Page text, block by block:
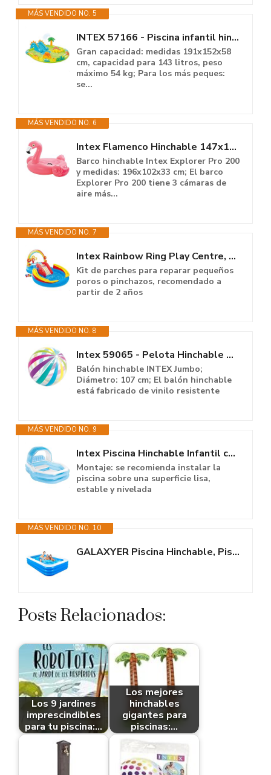
MÁS VENDIDO NO. 5
INTEX 57166 - Piscina infantil hinchable con dispersor de agua y tobogán...
Gran capacidad: medidas 191x152x58
cm, capacidad para 143 litros, peso
máximo 54 kg; Para los más peques:
se...
MÁS VENDIDO NO. 6
Intex Flamenco Hinchable 147x140x94 cm
Barco hinchable Intex Explorer Pro 200
y medidas: 196x102x33 cm; El barco
Explorer Pro 200 tiene 3 cámaras de
aire más...
MÁS VENDIDO NO. 7
Intex Rainbow Ring Play Centre, de 3 a 7 años
Kit de parches para reparar pequeños
poros o pinchazos, recomendado a
partir de 2 años
MÁS VENDIDO NO. 8
Intex 59065 - Pelota Hinchable Gigante, diametro 107 cm - 3 años
Balón hinchable INTEX Jumbo;
Diámetro: 107 cm; El balón hinchable
está fabricado de vinilo resistente
MÁS VENDIDO NO. 9
Intex Piscina Hinchable Infantil con Toldo Desmontable, Piscina para niños...
Montaje: se recomienda instalar la
piscina sobre una superficie lisa,
estable y nivelada
MÁS VENDIDO NO. 10
GALAXYER Piscina Hinchable, Piscina Hinchable Familiar de 3 Anillos para...
Posts Relacionados:
Los 9 jardines
imprescindibles
para tu piscina:…
Los mejores
hinchables
gigantes para
piscinas:…